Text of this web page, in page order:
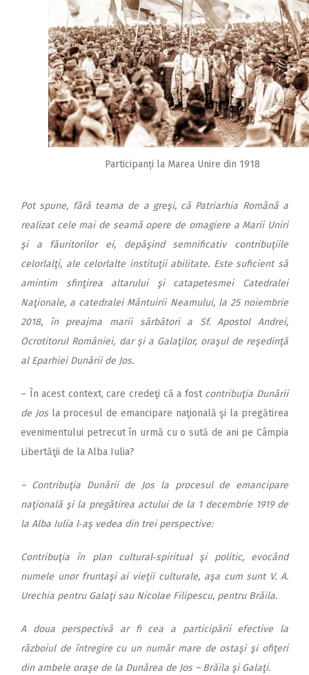
Participanți la Marea Unire din 1918
Pot spune, fără teama de a greşi, că Patriarhia Română a
realizat cele mai de seamă opere de omagiere a Marii Uniri
şi a făuritorilor ei, depăşind semnificativ contribuţiile
celorlalţi, ale celorlalte instituţii abilitate. Este suficient să
amintim sfinţirea altarului şi catapetesmei Catedralei
Naţionale, a catedralei Mântuirii Neamului, la 25 noiembrie
2018, în preajma marii sărbători a Sf. Apostol Andrei,
Ocrotitorul României, dar şi a Galaţilor, oraşul de reşedinţă
al Eparhiei Dunării de Jos.
– În acest context, care credeţi că a fost contribuţia Dunării
de Josla procesul de emancipare naţională şi la pregătirea
evenimentului petrecut în urmă cu o sută de ani pe Câmpia
Libertăţii de la Alba Iulia?
– Contribuţia Dunării de Jos la procesul de emancipare
naţională şi la pregătirea actului de la 1 decembrie 1919 de
la Alba Iulia l‑aş vedea din trei perspective:
Contribuţia în plan cultural‑spiritual şi politic, evocând
numele unor fruntaşi ai vieţii culturale, aşa cum sunt V. A.
Urechia pentru Galaţi sau Nicolae Filipescu, pentru Brăila.
A doua perspectivă ar fi cea a participării efective la
războiul de întregire cu un număr mare de ostaşi şi ofiţeri
din ambele oraşe de la Dunărea de Jos – Brăila şi Galaţi.